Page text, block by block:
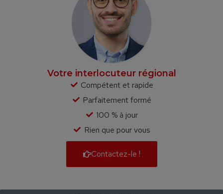
Votre interlocuteur régional
Compétent et rapide
Parfaitement formé
100 % à jour
Rien que pour vous
Contactez-le !